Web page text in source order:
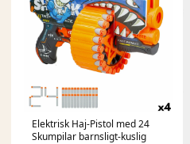
Elektrisk Haj-Pistol med 24
Skumpilar barnsligt-kuslig